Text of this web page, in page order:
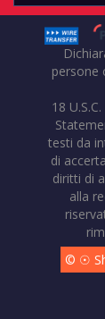
persone
18
testi da
di
diritti di
alla
© ☉